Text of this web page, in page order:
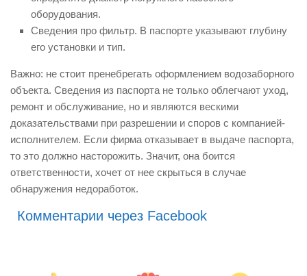
оборудования.
Сведения про фильтр. В паспорте указывают глубину
его установки и тип.
Важно: не стоит пренебрегать оформлением водозаборного
объекта. Сведения из паспорта не только облегчают уход,
ремонт и обслуживание, но и являются вескими
доказательствами при разрешении и споров с компанией-
исполнителем. Если фирма отказывает в выдаче паспорта,
то это должно насторожить. Значит, она боится
ответственности, хочет от нее скрыться в случае
обнаружения недоработок.
Комментарии через Facebook